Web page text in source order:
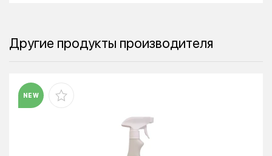
Другие продукты производителя
NEW